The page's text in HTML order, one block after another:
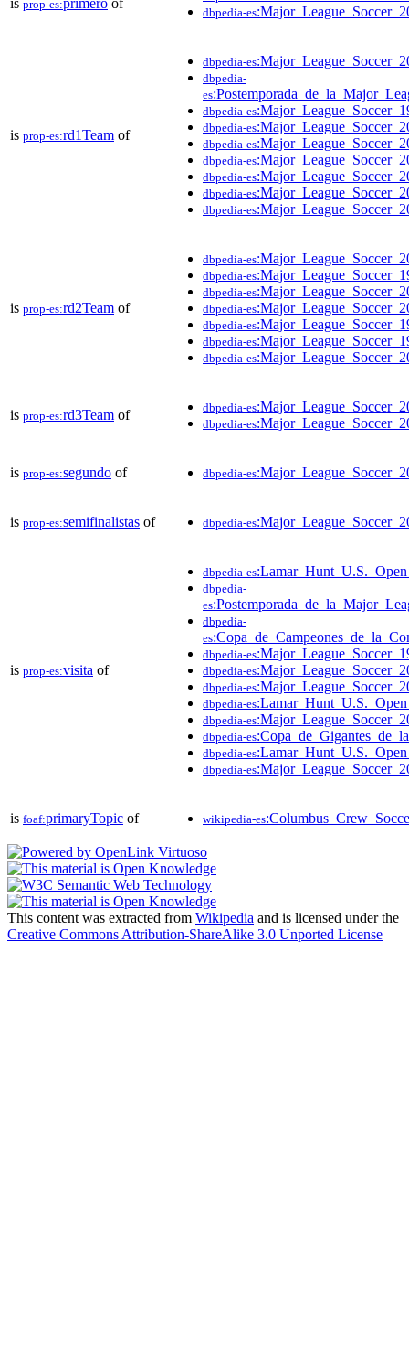
prop-es:
dbpedia-es
is prop-es:rd1Team of
dbpedia-es
dbpedia-
es
dbpedia-es
dbpedia-es
dbpedia-es
dbpedia-es
dbpedia-es
dbpedia-es
dbpedia-es
is prop-es:rd2Team of
dbpedia-es
dbpedia-es
dbpedia-es
dbpedia-es
dbpedia-es
dbpedia-es
dbpedia-es
is prop-es:rd3Team of dbpedia-es
dbpedia-es
is prop-es:segundo of dbpedia-es
is prop-es:semifinalistas of dbpedia-es
is prop-es:visita of
dbpedia-es
dbpedia-
es
dbpedia-
es
dbpedia-es
dbpedia-es
dbpedia-es
dbpedia-es
dbpedia-es
dbpedia-es
dbpedia-es
dbpedia-es
is foaf:primaryTopic of wikipedia-es
This content was extracted from Wikipedia and is licensed under the
Creative Commons Attribution-ShareAlike 3.0 Unported License